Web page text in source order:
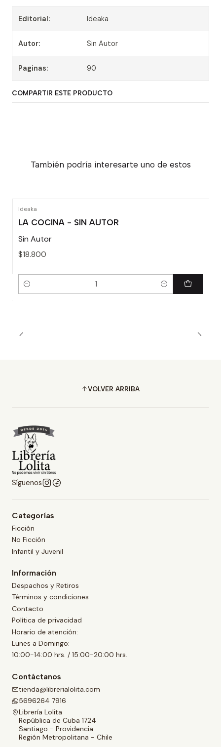
Editorial: Ideaka
Autor: Sin Autor
Paginas: 90
COMPARTIR ESTE PRODUCTO
También podría interesarte uno de estos
Ideaka
LA COCINA - SIN AUTOR
Sin Autor
$18.800
Cantidad
VOLVER ARRIBA
Síguenos
Categorías
Ficción
No Ficción
Infantil y Juvenil
Información
Despachos y Retiros
Términos y condiciones
Contacto
Política de privacidad
Horario de atención:
Lunes a Domingo:
10:00-14:00 hrs. / 15:00-20:00 hrs.
Contáctanos
tienda@librerialolita.com
5696264 7916
Librería Lolita
República de Cuba 1724
Santiago - Providencia
Región Metropolitana - Chile